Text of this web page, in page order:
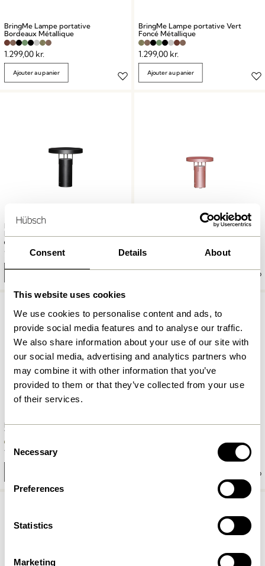
Consent Details About
This website uses cookies
We use cookies to personalise content and ads, to
provide social media features and to analyse our traffic.
We also share information about your use of our site with
our social media, advertising and analytics partners who
may combine it with other information that you’ve
provided to them or that they’ve collected from your use
of their services.
Consent
Selection
Necessary
Preferences
Statistics
Marketing
BringMe Lampe portative
Bordeaux Métallique
1.299,00 kr.
Ajouter au panier
BringMe Lampe portative Vert
Foncé Métallique
1.299,00 kr.
Ajouter au panier
BringMe Lampe portative Noir
Mat
1.299,00kr.
Ajouter au panier
BringMe Lampe portative Mini
749,00
Ajouter au panier
BringMe Lampe portative Mini
Vert Foncé Métallique
749,00kr.
BringMe Lampe portative Mini